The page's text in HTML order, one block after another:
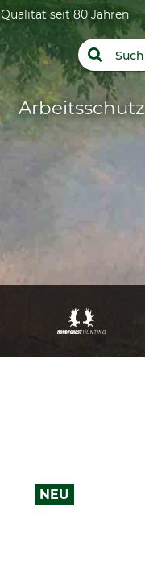
Qualität seit 80 Jahren
Arbeitsschutz
NEU